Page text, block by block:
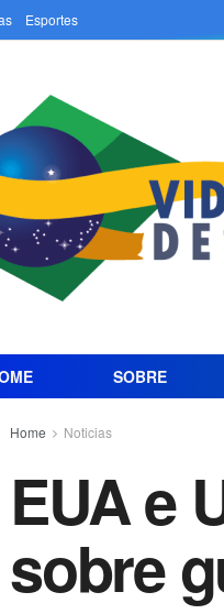
Esportes
SOBRE
Home Noticias
EUA e
sobre